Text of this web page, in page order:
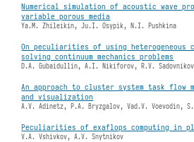
Numerical simulation of acoustic wave
variable porous media
Ya.M. Zhileikin, Ju.I. Osypik, N.I. Pushkina
On peculiarities of using
solving continuum mechanics problems
D.A. Gubaidullin, A.I. Nikiforov, R.V. Sadovnikov
An approach to cluster system task flow
and visualization
A.V. Adinetz, P.A. Bryzgalov, Vad.V. Voevodin,
Peculiarities of exaflops computing in
V.A. Vshivkov, A.V. Snytnikov